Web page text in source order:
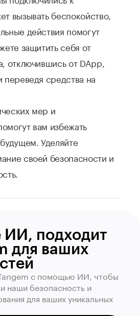
вызывать беспокойство,
действия помогут
защитить себя от
отключившись от DApp,
средства на
мер и
вам избежать
Уделяйте
своей безопасности и
ИИ, подходит
для ваших
с помощью ИИ, чтобы
наши безопасность и
для ваших уникальных